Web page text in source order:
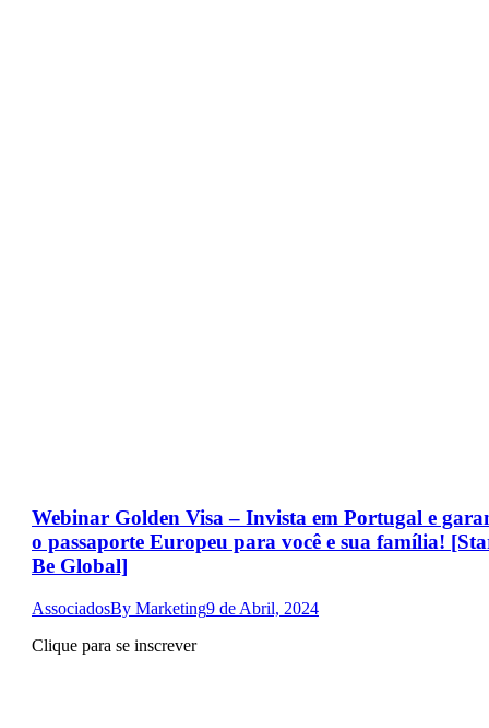
Webinar Golden Visa – Invista em Portugal e
o passaporte Europeu para você e sua família!
Be Global]
AssociadosBy Marketing9 de Abril, 2024
Clique para se inscrever